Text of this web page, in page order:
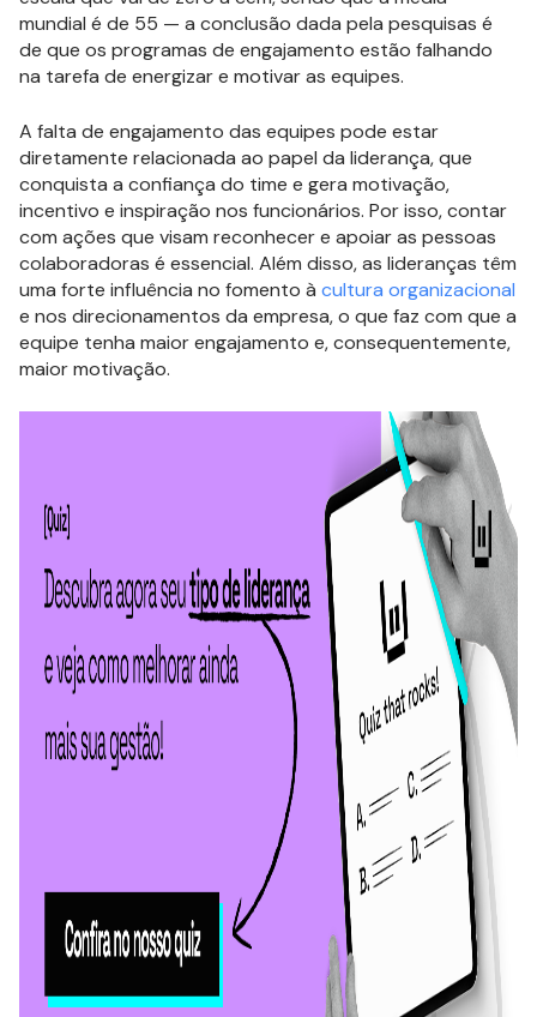
mundial é de 55 — a conclusão dada pela pesquisas é
de que os programas de engajamento estão falhando
na tarefa de energizar e motivar as equipes.
A falta de engajamento das equipes pode estar
diretamente relacionada ao papel da liderança, que
conquista a confiança do time e gera motivação,
incentivo e inspiração nos funcionários. Por isso, contar
com ações que visam reconhecer e apoiar as pessoas
colaboradoras é essencial. Além disso, as lideranças têm
uma forte influência no fomento à cultura organizacional
e nos direcionamentos da empresa, o que faz com que a
equipe tenha maior engajamento e, consequentemente,
maior motivação.